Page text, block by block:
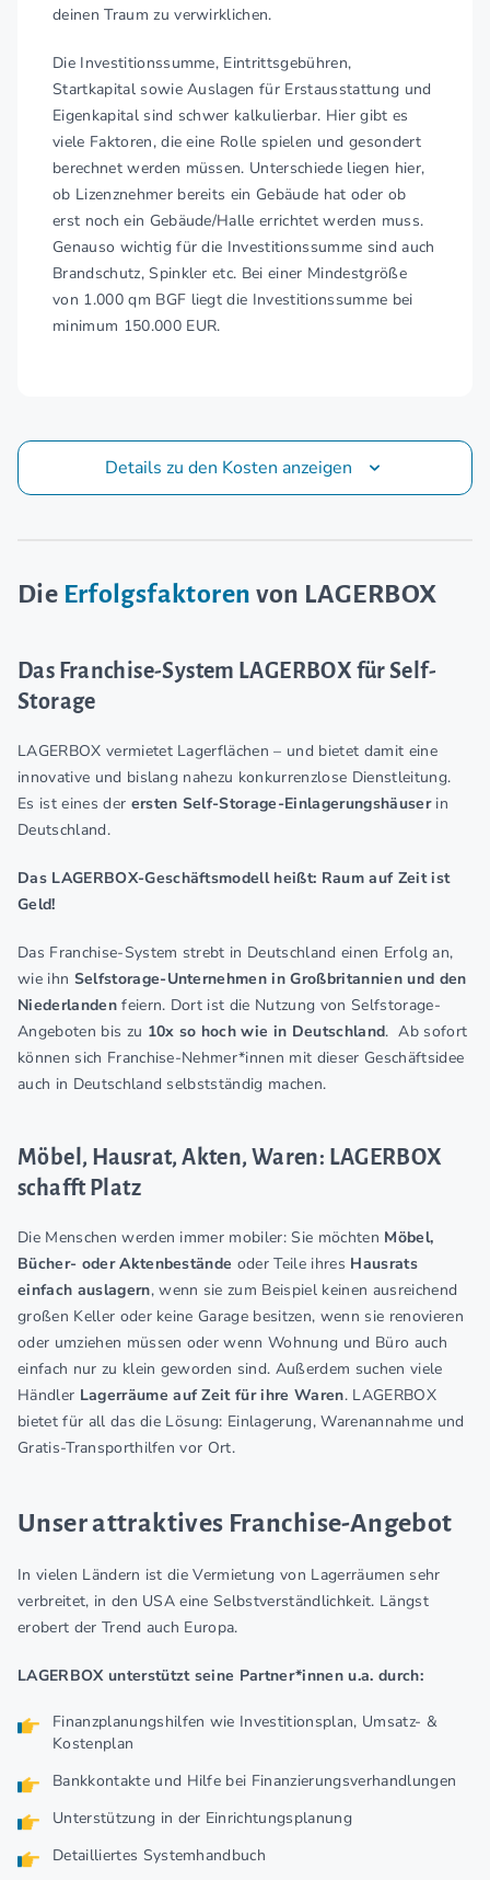
deinen Traum zu verwirklichen.
Die Investitionssumme, Eintrittsgebühren,
Startkapital sowie Auslagen für Erstausstattung und
Eigenkapital sind schwer kalkulierbar. Hier gibt es
viele Faktoren, die eine Rolle spielen und gesondert
berechnet werden müssen. Unterschiede liegen hier,
ob Lizenznehmer bereits ein Gebäude hat oder ob
erst noch ein Gebäude/Halle errichtet werden muss.
Genauso wichtig für die Investitionssumme sind auch
Brandschutz, Spinkler etc. Bei einer Mindestgröße
von 1.000 qm BGF liegt die Investitionssumme bei
minimum 150.000 EUR.
Details zu den Kosten anzeigen
Die Erfolgsfaktoren von LAGERBOX
Das Franchise-System LAGERBOX für Self-
Storage
LAGERBOX vermietet Lagerflächen – und bietet damit eine
innovative und bislang nahezu konkurrenzlose Dienstleitung.
Es ist eines der ersten Self-Storage-Einlagerungshäuserin
Deutschland.
Das LAGERBOX-Geschäftsmodell heißt: Raum auf Zeit ist
Geld!
Das Franchise-System strebt in Deutschland einen Erfolg an,
wie ihn Selfstorage-Unternehmen in Großbritannien und den
Niederlandenfeiern. Dort ist die Nutzung von Selfstorage-
Angeboten bis zu 10x so hoch wie in Deutschland. Ab sofort
können sich Franchise-Nehmer*innen mit dieser Geschäftsidee
auch in Deutschland selbstständig machen.
Möbel, Hausrat, Akten, Waren: LAGERBOX
schafft Platz
Die Menschen werden immer mobiler: Sie möchten Möbel,
Bücher- oder Aktenbestände oder Teile ihres Hausrats
einfach auslagern, wenn sie zum Beispiel keinen ausreichend
großen Keller oder keine Garage besitzen, wenn sie renovieren
oder umziehen müssen oder wenn Wohnung und Büro auch
einfach nur zu klein geworden sind. Außerdem suchen viele
Händler Lagerräume auf Zeit für ihre Waren. LAGERBOX
bietet für all das die Lösung: Einlagerung, Warenannahme und
Gratis-Transporthilfen vor Ort.
Unser attraktives Franchise-Angebot
In vielen Ländern ist die Vermietung von Lagerräumen sehr
verbreitet, in den USA eine Selbstverständlichkeit. Längst
erobert der Trend auch Europa.
LAGERBOX unterstützt seine Partner*innen u.a. durch:
Finanzplanungshilfen wie Investitionsplan, Umsatz- &
Kostenplan
Bankkontakte und Hilfe bei Finanzierungsverhandlungen
Unterstützung in der Einrichtungsplanung
Detailliertes Systemhandbuch